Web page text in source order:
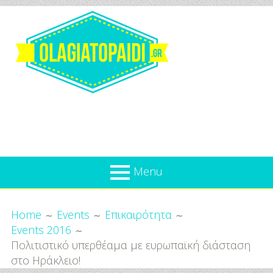
content
Menu
Για
το
Παιδί
Επικαιρότητα
Προσφορές
Home Events
Επικαιρότητα
Events 2016
Πολιτιστικό υπερθέαμα με ευρωπαϊκή διάσταση
στο Ηράκλειο!